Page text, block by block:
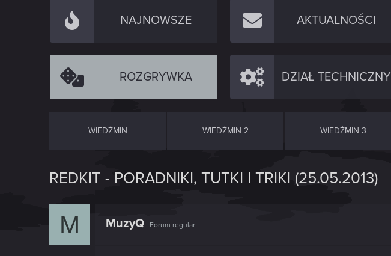
NAJNOWSZE AKTUALNOŚCI
ROZGRYWKA DZIAŁ TECHNICZNY
WIEDŹMIN WIEDŹMIN 2 WIEDŹMIN 3
REDKIT - PORADNIKI, TUTKI I TRIKI (25.05.2013)
M MuzyQ Forum regular